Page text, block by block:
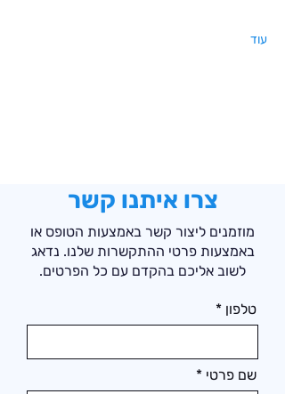
עוד
צרו איתנו קשר
מוזמנים ליצור קשר באמצעות הטופס או
באמצעות פרטי ההתקשרות שלנו. נדאג
לשוב אליכם בהקדם עם כל הפרטים.
טלפון
שם פרטי